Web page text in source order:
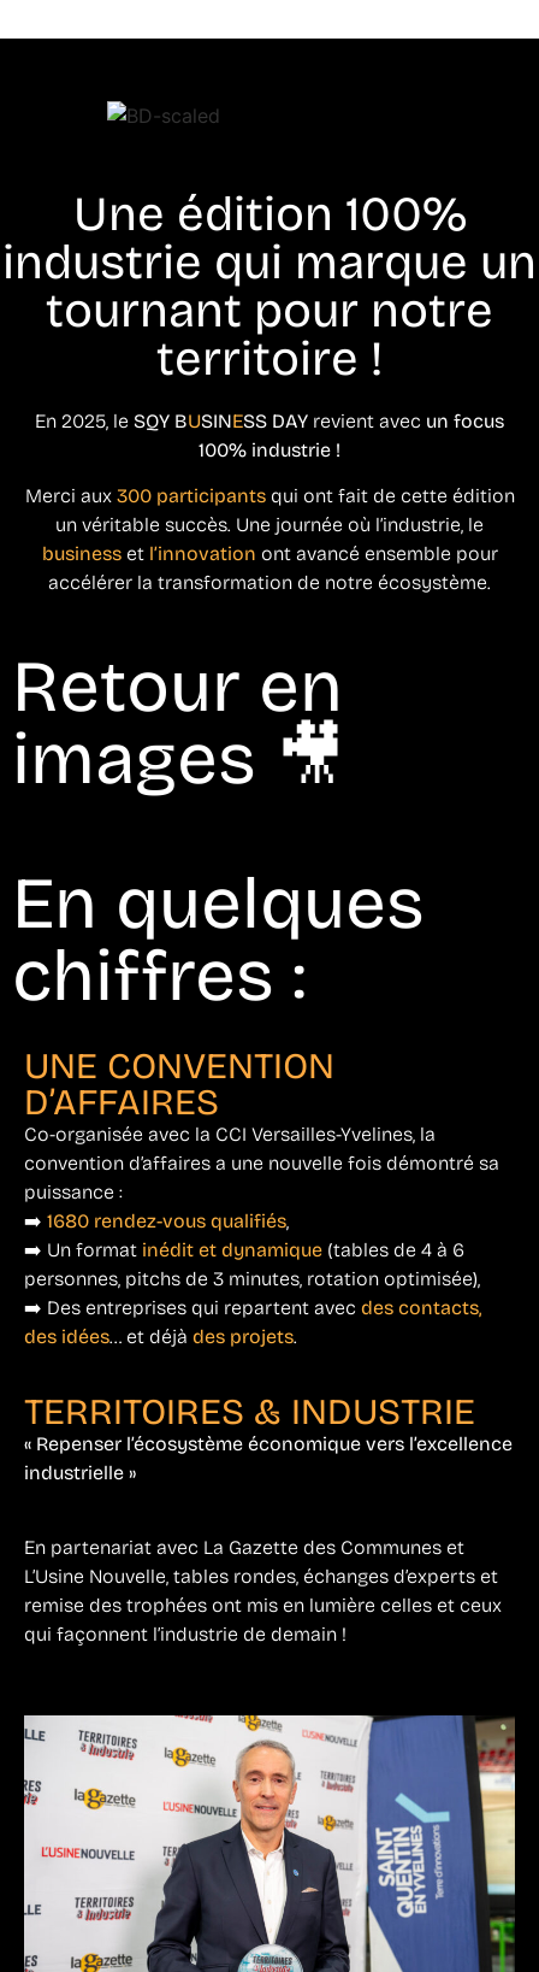
Une édition 100%
industrie qui marque un
tournant pour notre
territoire !
En 2025, le SQY BUSINESS DAY revient avec un focus
100% industrie !
Merci aux 300 participantsqui ont fait de cette édition
un véritable succès. Une journée où l’industrie, le
businesset l’innovation ont avancé ensemble pour
accélérer la transformation de notre écosystème.
Retour en
images 🎥
En quelques
chiffres :
UNE CONVENTION
D’AFFAIRES
Co-organisée avec la CCI Versailles-Yvelines, la
convention d’affaires a une nouvelle fois démontré sa
puissance :
➡️ 1680 rendez-vous qualifiés,
➡️ Un format inédit et dynamique (tables de 4 à 6
personnes, pitchs de 3 minutes, rotation optimisée),
➡️ Des entreprises qui repartent avec des contacts,
des idées… et déjà des projets.
TERRITOIRES & INDUSTRIE
« Repenser l’écosystème économique vers l’excellence
industrielle »
En partenariat avec La Gazette des Communes et
L’Usine Nouvelle, tables rondes, échanges d’experts et
remise des trophées ont mis en lumière celles et ceux
qui façonnent l’industrie de demain !